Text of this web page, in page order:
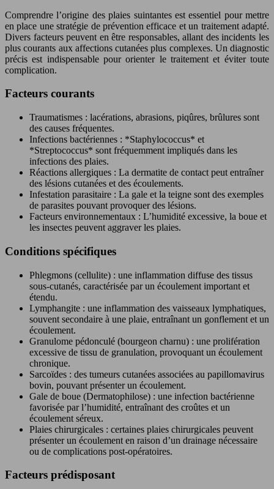
Comprendre l’origine des plaies suintantes est essentiel pour mettre
en place une stratégie de prévention efficace et un traitement adapté.
Divers facteurs peuvent en être responsables, allant des incidents les
plus courants aux affections cutanées plus complexes. Un diagnostic
précis est indispensable pour orienter le traitement et éviter toute
complication.
Facteurs courants
Traumatismes : lacérations, abrasions, piqûres, brûlures sont
des causes fréquentes.
Infections bactériennes : *Staphylococcus* et
*Streptococcus* sont fréquemment impliqués dans les
infections des plaies.
Réactions allergiques : La dermatite de contact peut entraîner
des lésions cutanées et des écoulements.
Infestation parasitaire : La gale et la teigne sont des exemples
de parasites pouvant provoquer des lésions.
Facteurs environnementaux : L’humidité excessive, la boue et
les insectes peuvent aggraver les plaies.
Conditions spécifiques
Phlegmons (cellulite) : une inflammation diffuse des tissus
sous-cutanés, caractérisée par un écoulement important et
étendu.
Lymphangite : une inflammation des vaisseaux lymphatiques,
souvent secondaire à une plaie, entraînant un gonflement et un
écoulement.
Granulome pédonculé (bourgeon charnu) : une prolifération
excessive de tissu de granulation, provoquant un écoulement
chronique.
Sarcoïdes : des tumeurs cutanées associées au papillomavirus
bovin, pouvant présenter un écoulement.
Gale de boue (Dermatophilose) : une infection bactérienne
favorisée par l’humidité, entraînant des croûtes et un
écoulement séreux.
Plaies chirurgicales : certaines plaies chirurgicales peuvent
présenter un écoulement en raison d’un drainage nécessaire
ou de complications post-opératoires.
Facteurs prédisposant